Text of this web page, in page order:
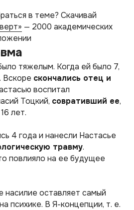
в теме? Скачивай
— 2000 академических
тяжелым. Когда ей было 7,
. Вскоре скончались отец и
воспитал
Тоцкий, совративший ее,
лет.
4 года и нанесли Настасье
травму.
повлияло на ее будущее
насилие оставляет самый
психике. В Я-концепции, т. е.